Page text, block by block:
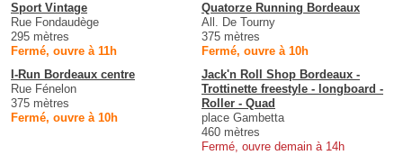
Sport Vintage
Rue Fondaudège
295 mètres
Fermé, ouvre à 11h
Quatorze Running Bordeaux
All. De Tourny
375 mètres
Fermé, ouvre à 10h
I-Run Bordeaux centre
Rue Fénelon
375 mètres
Fermé, ouvre à 10h
Jack'n Roll Shop Bordeaux -
Trottinette freestyle - longboard -
Roller - Quad
place Gambetta
460 mètres
Fermé, ouvre demain à 14h